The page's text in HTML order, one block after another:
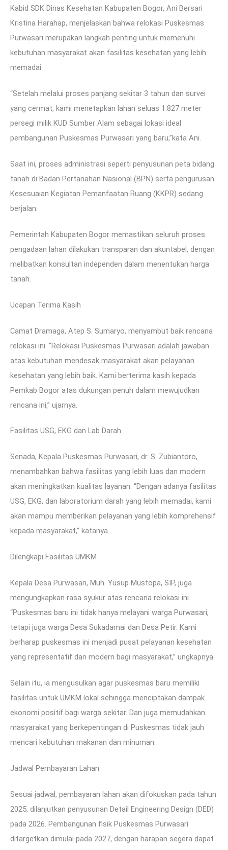
Kabid SDK Dinas Kesehatan Kabupaten Bogor, Ani Bersari
Kristina Harahap, menjelaskan bahwa relokasi Puskesmas
Purwasari merupakan langkah penting untuk memenuhi
kebutuhan masyarakat akan fasilitas kesehatan yang lebih
memadai.
“Setelah melalui proses panjang sekitar 3 tahun dan survei
yang cermat, kami menetapkan lahan seluas 1.827 meter
persegi milik KUD Sumber Alam sebagai lokasi ideal
pembangunan Puskesmas Purwasari yang baru,”kata Ani.
Saat ini, proses administrasi seperti penyusunan peta bidang
tanah di Badan Pertanahan Nasional (BPN) serta pengurusan
Kesesuaian Kegiatan Pemanfaatan Ruang (KKPR) sedang
berjalan.
Pemerintah Kabupaten Bogor memastikan seluruh proses
pengadaan lahan dilakukan transparan dan akuntabel, dengan
melibatkan konsultan independen dalam menentukan harga
tanah.
Ucapan Terima Kasih
Camat Dramaga, Atep S. Sumaryo, menyambut baik rencana
relokasi ini. “Relokasi Puskesmas Purwasari adalah jawaban
atas kebutuhan mendesak masyarakat akan pelayanan
kesehatan yang lebih baik. Kami berterima kasih kepada
Pemkab Bogor atas dukungan penuh dalam mewujudkan
rencana ini,” ujarnya.
Fasilitas USG, EKG dan Lab Darah
Senada, Kepala Puskesmas Purwasari, dr. S. Zubiantoro,
menambahkan bahwa fasilitas yang lebih luas dan modern
akan meningkatkan kualitas layanan. “Dengan adanya fasilitas
USG, EKG, dan laboratorium darah yang lebih memadai, kami
akan mampu memberikan pelayanan yang lebih komprehensif
kepada masyarakat,” katanya.
Dilengkapi Fasilitas UMKM
Kepala Desa Purwasari, Muh. Yusup Mustopa, SIP, juga
mengungkapkan rasa syukur atas rencana relokasi ini.
“Puskesmas baru ini tidak hanya melayani warga Purwasari,
tetapi juga warga Desa Sukadamai dan Desa Petir. Kami
berharap puskesmas ini menjadi pusat pelayanan kesehatan
yang representatif dan modern bagi masyarakat,” ungkapnya.
Selain itu, ia mengusulkan agar puskesmas baru memiliki
fasilitas untuk UMKM lokal sehingga menciptakan dampak
ekonomi positif bagi warga sekitar. Dan juga memudahkan
masyarakat yang berkepentingan di Puskesmas tidak jauh
mencari kebutuhan makanan dan minuman.
Jadwal Pembayaran Lahan
Sesuai jadwal, pembayaran lahan akan difokuskan pada tahun
2025, dilanjutkan penyusunan Detail Engineering Design (DED)
pada 2026. Pembangunan fisik Puskesmas Purwasari
ditargetkan dimulai pada 2027, dengan harapan segera dapat